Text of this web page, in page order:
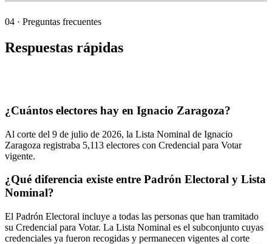
04 · Preguntas frecuentes
Respuestas rápidas
¿Cuántos electores hay en Ignacio Zaragoza?
Al corte del 9 de julio de 2026, la Lista Nominal de Ignacio
Zaragoza registraba 5,113 electores con Credencial para Votar
vigente.
¿Qué diferencia existe entre Padrón Electoral y Lista
Nominal?
El Padrón Electoral incluye a todas las personas que han tramitado
su Credencial para Votar. La Lista Nominal es el subconjunto cuyas
credenciales ya fueron recogidas y permanecen vigentes al corte